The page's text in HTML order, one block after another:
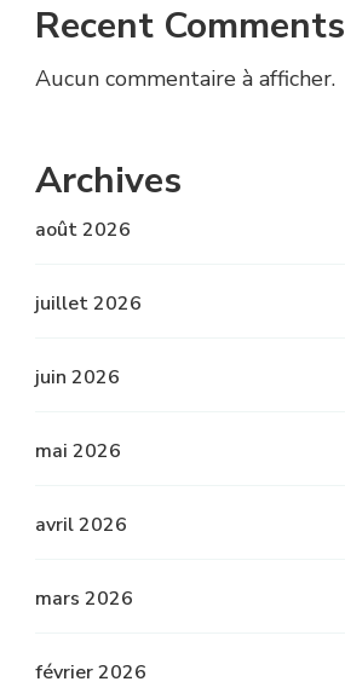
Recent Comments
Aucun commentaire à afficher.
Archives
août 2026
juillet 2026
juin 2026
mai 2026
avril 2026
mars 2026
février 2026